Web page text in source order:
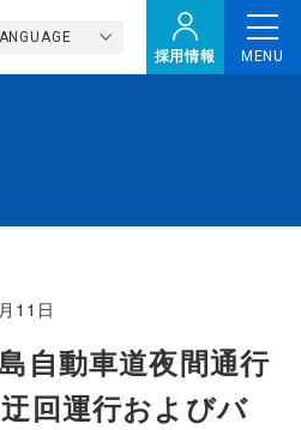
採用情報
MENU
11日
自動車道夜間通行
回運行およびバ